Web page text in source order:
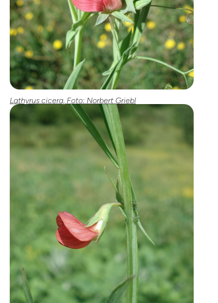
Lathyrus cicera, Foto: Norbert Griebl